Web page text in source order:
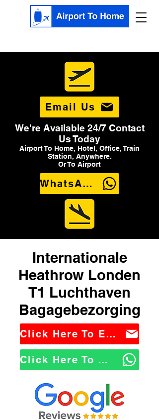
Email Us
We're Available 24/7 Contact
Us Today
Airport To Home, Hotel, Office, Train
Station, Anywhere.
Or To Airport
WhatsApp Us
Internationale
Heathrow Londen
T1 Luchthaven
Bagagebezorging
Click Here To Email Us
Click Here To WhatsApp Us